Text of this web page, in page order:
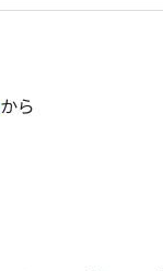
から